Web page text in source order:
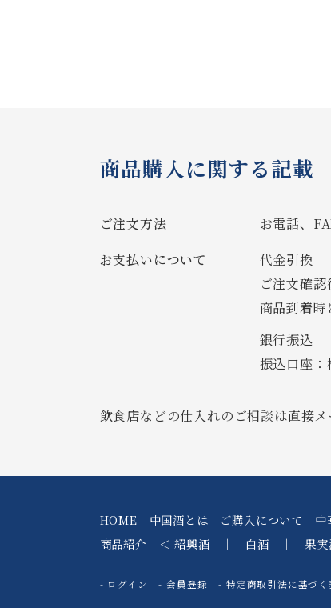
商品購入に関する記載
ご注文方法
お電話、
お支払いについて
代金引換
ご注文確
商品到着時
銀行振込
振込口座
飲食店などの仕入れのご相談は直接メ
HOME 中国酒とは ご購入について 中
商品紹介
＜紹興酒 ｜ 白酒 ｜ 果実
ログイン 会員登録 特定商取引法に基づく